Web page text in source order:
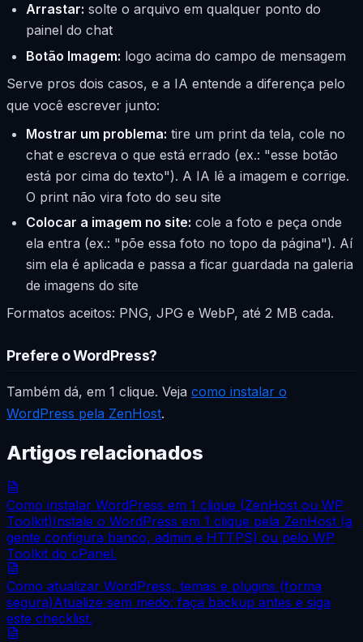
Arrastar: solte o arquivo em qualquer ponto do
painel do chat
Botão Imagem: logo acima do campo de mensagem
Serve pros dois casos, e a IA entende a diferença pelo
que você escrever junto:
Mostrar um problema: tire um print da tela, cole no
chat e escreva o que está errado (ex.: "esse botão
está por cima do texto"). A IA lê a imagem e corrige.
O print não vira foto do seu site
Colocar a imagem no site: cole a foto e peça onde
ela entra (ex.: "põe essa foto no topo da página"). Aí
sim ela é aplicada e passa a ficar guardada na galeria
de imagens do site
Formatos aceitos: PNG, JPG e WebP, até 2 MB cada.
Prefere o WordPress?
Também dá, em 1 clique. Veja como instalar o
WordPress pela ZenHost.
Artigos relacionados
Como instalar WordPress em 1 clique (ZenHost ou WP
Toolkit)Instale o WordPress em 1 clique pela ZenHost (a
gente configura banco, admin e HTTPS) ou pelo WP
Toolkit do cPanel.
Como atualizar WordPress, temas e plugins (forma
segura)Atualize sem medo: faça backup antes e siga
este checklist.